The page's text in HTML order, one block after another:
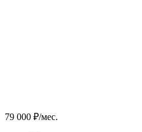
79 000 ₽/мес.